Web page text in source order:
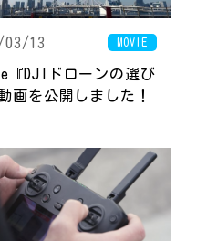
03/13 MOVIE
『DJIドローンの選び
画を公開しました！